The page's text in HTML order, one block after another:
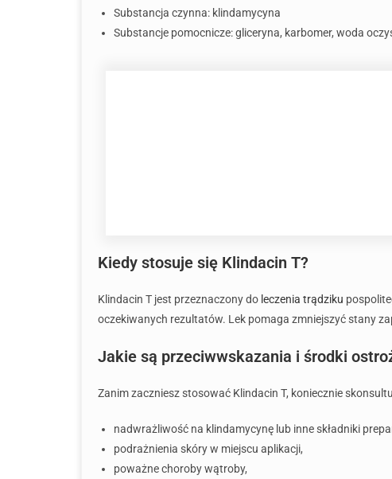
Substancja czynna: klindamycyna
Substancje pomocnicze: gliceryna, karbomer, woda
Kiedy stosuje się Klindacin T?
Klindacin T jest przeznaczony do leczenia trądziku
oczekiwanych rezultatów. Lek pomaga zmniejszyć stany
Jakie są przeciwwskazania i środki
Zanim zaczniesz stosować Klindacin T, koniecznie
nadwrażliwość na klindamycynę lub inne składniki
podrażnienia skóry w miejscu aplikacji,
poważne choroby wątroby,